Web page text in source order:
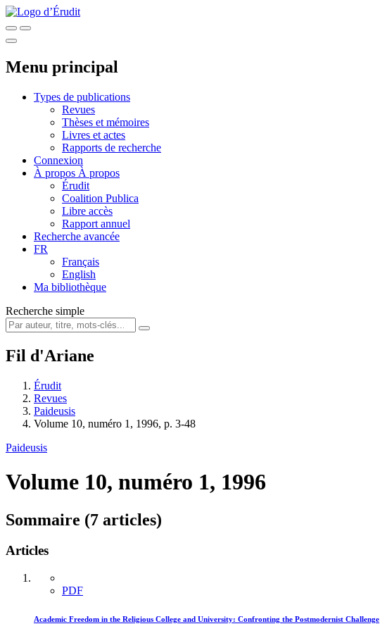
Menu principal
Types de publications
Revues
Thèses et mémoires
Livres et actes
Rapports de recherche
Connexion
À propos À propos
Érudit
Coalition Publica
Libre accès
Rapport annuel
Recherche avancée
FR
Français
English
Ma bibliothèque
Recherche simple
Fil d'Ariane
Érudit
Revues
Paideusis
Volume 10, numéro 1, 1996, p. 3-48
Paideusis
Volume 10, numéro 1, 1996
Sommaire (7 articles)
Articles
PDF
Academic Freedom in the Religious College and University: Confronting the Postmodernist Challenge